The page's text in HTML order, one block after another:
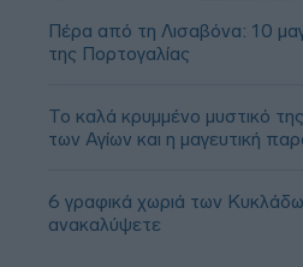
Πέρα από τη Λισαβόνα: 10
της Πορτογαλίας
Το καλά κρυμμένο μυστικό
των Αγίων και η μαγευτική
6 γραφικά χωριά των
ανακαλύψετε